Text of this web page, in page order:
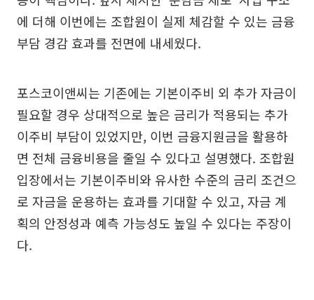
에 더해 이번에는 조합원이 실제 체감할 수 있는 금융
부담 경감 효과를 전면에 내세웠다.
포스코이앤씨는 기존에는 기본이주비 외 추가 자금이
필요할 경우 상대적으로 높은 금리가 적용되는 추가
이주비 부담이 있었지만, 이번 금융지원금을 활용하
면 전체 금융비용을 줄일 수 있다고 설명했다. 조합원
입장에서는 기본이주비와 유사한 수준의 금리 조건으
로 자금을 운용하는 효과를 기대할 수 있고, 자금 계
획의 안정성과 예측 가능성도 높일 수 있다는 주장이
다.